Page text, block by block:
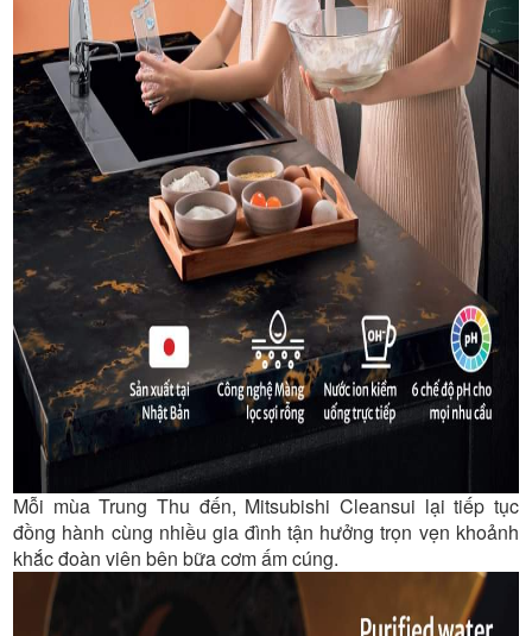
Mỗi mùa Trung Thu đến, Mitsubishi Cleansui lại tiếp tục
đồng hành cùng nhiều gia đình tận hưởng trọn vẹn khoảnh
khắc đoàn viên bên bữa cơm ấm cúng.